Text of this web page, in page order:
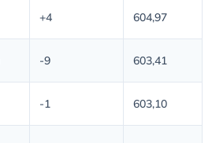
+4 604,97
-9 603,41
-1 603,10